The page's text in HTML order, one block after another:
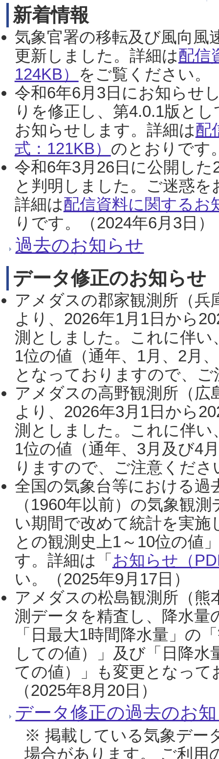
新着情報
気象官署の移転及び風向風
更新しました。詳細は配信
124KB） をご覧ください。
令和6年6月3日にお知らせ
りを修正し、第4.0.1版と
お知らせします。詳細は配
式：121KB） のとおりです
令和6年3月26日に公開し
と判明しました。ご迷惑
詳細は配信資料に関するお
りです。（2024年6月3日）
過去のお知らせ
データ修正のお知らせ
アメダスの郡家観測所（
より、2026年1月1日から
測としました。これに伴い
1位の値（通年、1月、2月
となっておりますので、
アメダスの高野観測所（
より、2026年3月1日から
測としました。これに伴い
1位の値（通年、3月及び4
りますので、ご注意くだ
全国の気象台等における過
（1960年以前）の気象観
い期間で改めて統計を実
との観測史上1～10位の値
す。詳細は「 お知らせ（
い。（2025年9月17日）
アメダスの松島観測所（熊
測データを精査し、降水
「日最大1時間降水量」の
しての値）」及び「日降
ての値）」も変更となっ
（2025年8月20日）
データ修正の過去のお
※ 掲載している気象デー
場合があります。 ご利用